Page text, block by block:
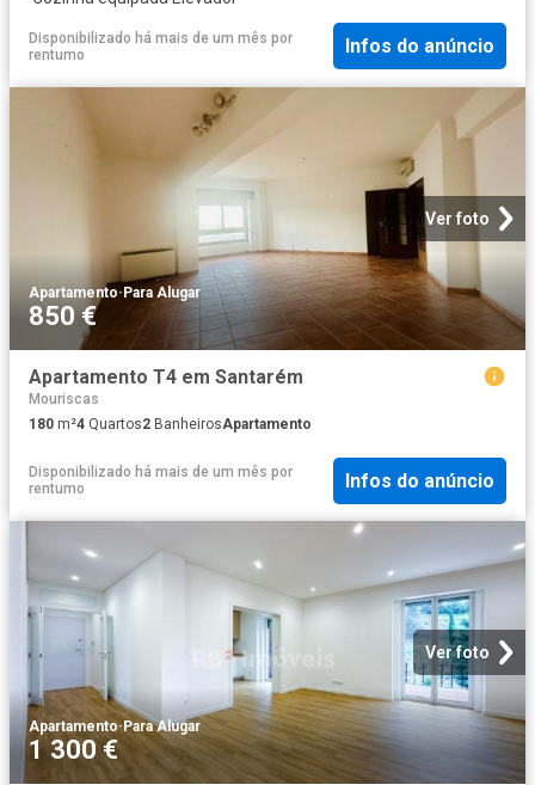
Disponibilizado há mais de um mês por
rentumo
Infos do anúncio
Ver foto
Apartamento·Para Alugar
850 €
Apartamento T4 em Santarém
Mouriscas
180 m²4 Quartos2 BanheirosApartamento
Disponibilizado há mais de um mês por
rentumo
Infos do anúncio
Ver foto
Apartamento· Para Alugar
1 300 €